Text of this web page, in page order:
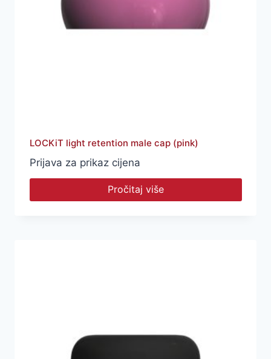
LOCKiT light retention male cap (pink)
Prijava za prikaz cijena
Pročitaj više